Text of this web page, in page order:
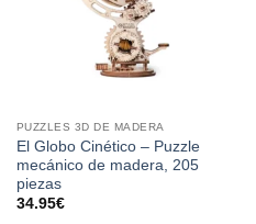
PUZZLES 3D DE MADERA
El Globo Cinético – Puzzle
mecánico de madera, 205
piezas
34.95€